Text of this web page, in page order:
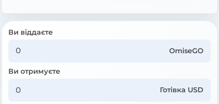
Ви віддаєте
OmiseGO
Ви отримуєте
Готівка USD